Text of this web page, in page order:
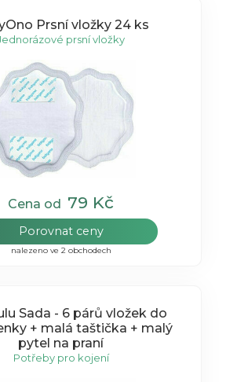
Prsní vložky 24 ks
prsní vložky
Cena od 79 Kč
Porovnat ceny
nalezeno ve 2 obchodech
Sada - 6 párů vložek do
+ malá taštička + malý
pytel na praní
Potřeby pro kojení